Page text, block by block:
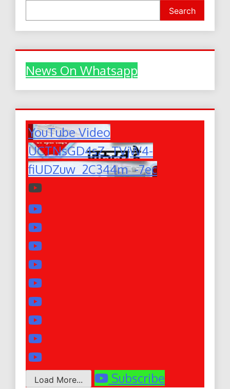
Search
News On Whatsapp
YouTube Video
UCTNsGD4sZ_TVjW4-
fiUDZuw_2C344m_-7ec
Load More... Subscribe